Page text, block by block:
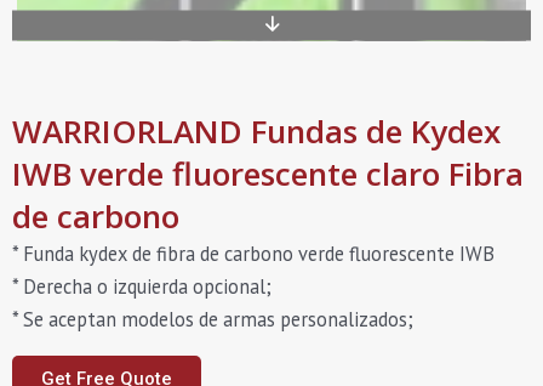
WARRIORLAND Fundas de Kydex
IWB verde fluorescente claro Fibra
de carbono
* Funda kydex de fibra de carbono verde fluorescente IWB
* Derecha o izquierda opcional;
* Se aceptan modelos de armas personalizados;
Get Free Quote